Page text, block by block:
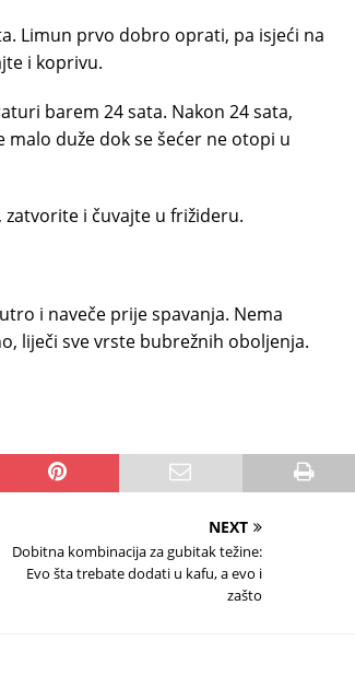
Limun prvo dobro oprati, pa isjeći na
i koprivu.
barem 24 sata. Nakon 24 sata,
duže dok se šećer ne otopi u
zatvorite i čuvajte u frižideru.
i naveče prije spavanja. Nema
liječi sve vrste bubrežnih oboljenja.
NEXT
Dobitna kombinacija za gubitak težine:
Evo šta trebate dodati u kafu, a evo i
zašto